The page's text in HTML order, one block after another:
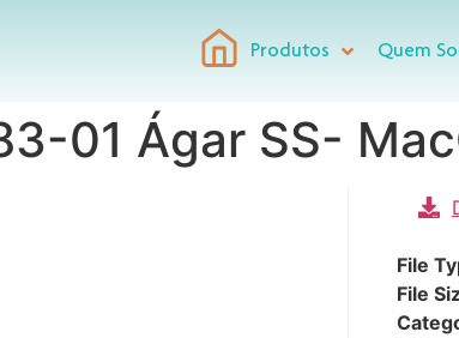
Produtos Quem
01 Ágar SS-
File
File